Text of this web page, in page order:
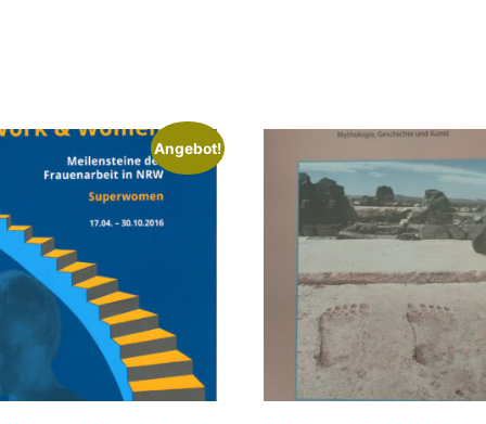
Angebot!